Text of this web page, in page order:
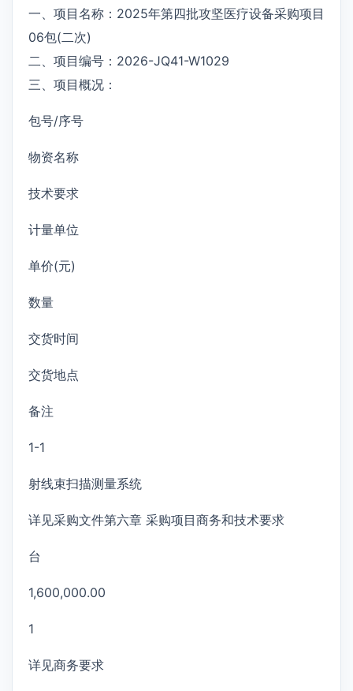
一、项目名称：2025年第四批攻坚医疗设备采购项目
06包(二次)
二、项目编号：2026-JQ41-W1029
三、项目概况：
包号/序号
物资名称
技术要求
计量单位
单价(元)
数量
交货时间
交货地点
备注
1-1
射线束扫描测量系统
详见采购文件第六章 采购项目商务和技术要求
台
1,600,000.00
1
详见商务要求